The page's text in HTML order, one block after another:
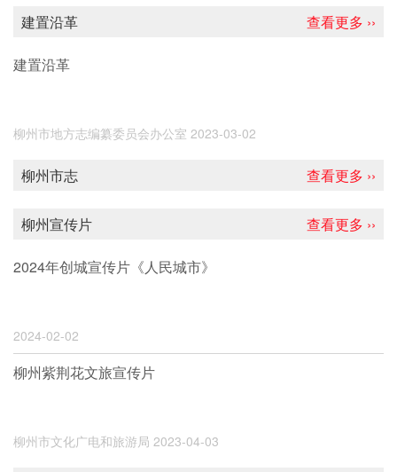
查看更多 ››
建置沿革
建置沿革
柳州市地方志编纂委员会办公室 2023-03-02
查看更多 ››
柳州市志
查看更多 ››
柳州宣传片
2024年创城宣传片《人民城市》
2024-02-02
柳州紫荆花文旅宣传片
柳州市文化广电和旅游局 2023-04-03